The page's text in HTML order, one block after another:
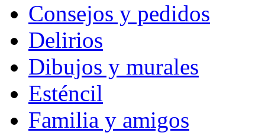
Consejos y pedidos
Delirios
Dibujos y murales
Esténcil
Familia y amigos